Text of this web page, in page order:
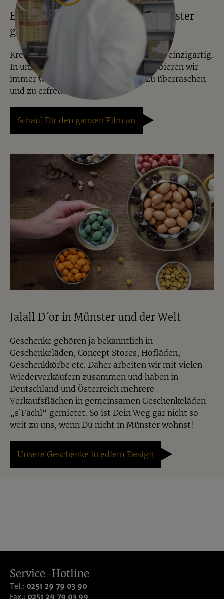
Einblicke ins Lager – alles in Münster
gewogen, gemischt und verpackt
Kreative Mischungen machen Jalall D´or einzigartig.
In unserer Manufaktur in Münster probieren wir
immer wieder Neues aus, um Dich zu überraschen
und zu erfreuen.
Schau` Dir den ganzen Film an
Jalall D´or in Münster und der Welt
Geschenke gehören ja bekanntlich in
Geschenkeläden, Concept Stores, Hofläden,
Geschenkkörbe etc. Daher arbeiten wir mit vielen
Wiederverkäufern zusammen und haben in
Deutschland und Österreich mehrere
Verkaufsflächen in gemeinsamen Geschenkeläden
„s`Fachl“ gemietet. So ist Dein Weg gar nicht so
weit zu uns, wenn Du nicht in Münster wohnst!
Unsere Geschenke in edlem Design
Service-Hotline
Tel.: 0251 29 79 03 90
Fax.: 0251 29 79 03 99